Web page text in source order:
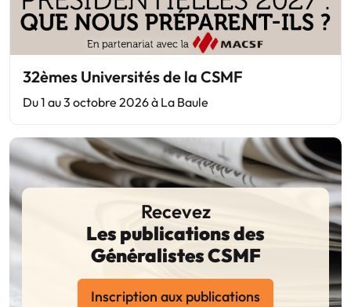
32èmes Universités de la CSMF
Du 1 au 3 octobre 2026 à La Baule
Recevez
Les publications des
Généralistes CSMF
Inscription aux publications